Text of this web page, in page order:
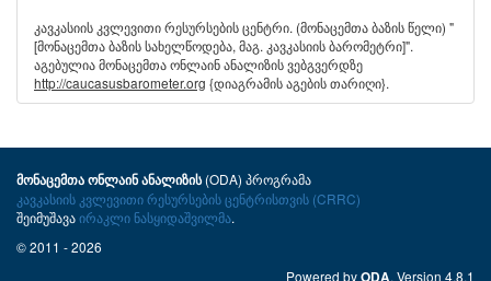
კავკასიის კვლევითი რესურსების ცენტრი. (მონაცემთა ბაზის წელი) "
[მონაცემთა ბაზის სახელწოდება, მაგ. კავკასიის ბარომეტრი]".
აგებულია მონაცემთა ონლაინ ანალიზის ვებგვერდზე
http://caucasusbarometer.org {დიაგრამის აგების თარიღი}.
მონაცემთა ონლაინ ანალიზის(ODA) პროგრამა
კავკასიის კვლევითი რესურსების ცენტრისთვის (CRRC)
შეიმუშავაირაკლი ნასყიდაშვილმა.
© 2011 - 2026
Powered byODA. Version 4.8.1